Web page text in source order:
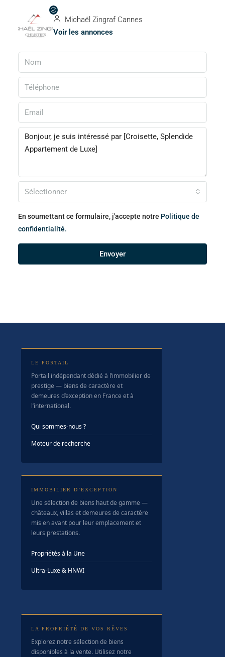
Michaël Zingraf Cannes
Voir les annonces
Sélectionner
En soumettant ce formulaire, j'accepte notre Politique de
confidentialité.
Envoyer
LE PORTAIL
Portail indépendant dédié à l’immobilier de
prestige — biens de caractère et
demeures d’exception en France et à
l’international.
Qui sommes-nous ?
Moteur de recherche
IMMOBILIER D’EXCEPTION
Une sélection de biens haut de gamme —
châteaux, villas et demeures de caractère
mis en avant pour leur emplacement et
leurs prestations.
Propriétés à la Une
Ultra-Luxe & HNWI
LA PROPRIÉTÉ DE VOS RÊVES
Explorez notre sélection de biens
disponibles à la vente. Utilisez notre